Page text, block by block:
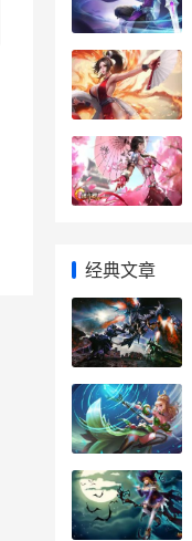
经典文章